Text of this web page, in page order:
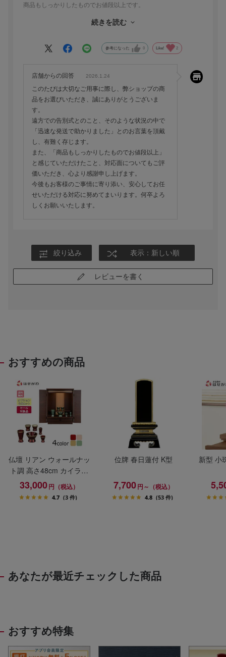
商品もしっかりしたものでお値段以上です。
続きを読む
参考になった 0 Like! 2
店舗からの回答 2026.1.24
このたびは大切なご用事に際し、弊ショップの商
品をお選びいただき、誠にありがとうございま
す。
遠方での告別式とのこと、そのような状況の中で
「迅速な発送で助かりました」とのお言葉を頂戴
し、有難く存じます。
また、「商品もしっかりしたものでお値段以上」
と感じていただけたこと、対応面についてもご評
価いただき、心より感謝申し上げます。
今後もお客様のご事情に寄り添い、安心してお任
せいただける対応に努めてまいります。何卒よろ
しくお願いいたします。
絞り込み 表示：新しい順
レビューを書く
おすすめの商品
仏壇 リアン ウォールナッ
ト調 高さ48cm カイラ具
足セット
33,000円（税込）
4.7 (3 件)
位牌 春日蓮付 K型
7,700円～（税込）
4.8 (53 件)
新型 小
あなたが最近チェックした商品
おすすめ特集